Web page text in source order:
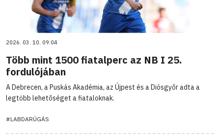
2026. 03. 10. 09:04
Több mint 1500 fiatalperc az NB I 25.
fordulójában
A Debrecen, a Puskás Akadémia, az Újpest és a Diósgyőr adta a
legtöbb lehetőséget a fiataloknak.
#LABDARÚGÁS